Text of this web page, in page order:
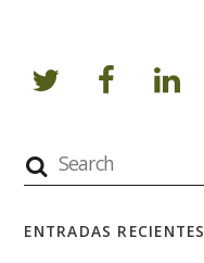
ENTRADAS RECIENTES